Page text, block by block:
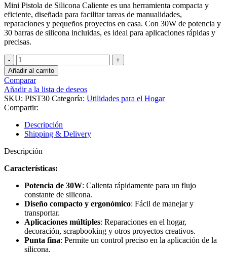
Mini Pistola de Silicona Caliente es una herramienta compacta y
eficiente, diseñada para facilitar tareas de manualidades,
reparaciones y pequeños proyectos en casa. Con 30W de potencia y
30 barras de silicona incluidas, es ideal para aplicaciones rápidas y
precisas.
Pistola
Silicona
Caliente
Mini
+
30
Barras
Silicona
cantidad
Añadir al carrito
Comparar
Añadir a la lista de deseos
SKU: PIST30 Categoría: Utilidades para el Hogar
Compartir:
Descripción
Shipping & Delivery
Descripción
Características:
Potencia de 30W: Calienta rápidamente para un flujo
constante de silicona.
Diseño compacto y ergonómico: Fácil de manejar y
transportar.
Aplicaciones múltiples: Reparaciones en el hogar,
decoración, scrapbooking y otros proyectos creativos.
Punta fina: Permite un control preciso en la aplicación de la
silicona.